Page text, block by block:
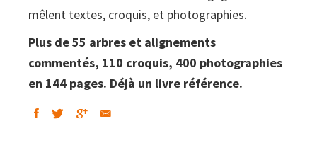
mêlent textes, croquis, et photographies.
Plus de 55 arbres et alignements
commentés, 110 croquis, 400 photographies
en 144 pages. Déjà un livre référence.